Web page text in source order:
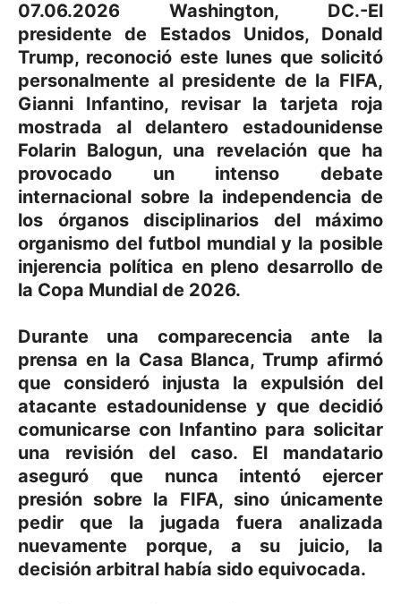
07.06.2026 Washington, DC.-El
presidente de Estados Unidos, Donald
Trump, reconoció este lunes que solicitó
personalmente al presidente de la FIFA,
Gianni Infantino, revisar la tarjeta roja
mostrada al delantero estadounidense
Folarin Balogun, una revelación que ha
provocado un intenso debate
internacional sobre la independencia de
los órganos disciplinarios del máximo
organismo del futbol mundial y la posible
injerencia política en pleno desarrollo de
la Copa Mundial de 2026.
Durante una comparecencia ante la
prensa en la Casa Blanca, Trump afirmó
que consideró injusta la expulsión del
atacante estadounidense y que decidió
comunicarse con Infantino para solicitar
una revisión del caso. El mandatario
aseguró que nunca intentó ejercer
presión sobre la FIFA, sino únicamente
pedir que la jugada fuera analizada
nuevamente porque, a su juicio, la
decisión arbitral había sido equivocada.